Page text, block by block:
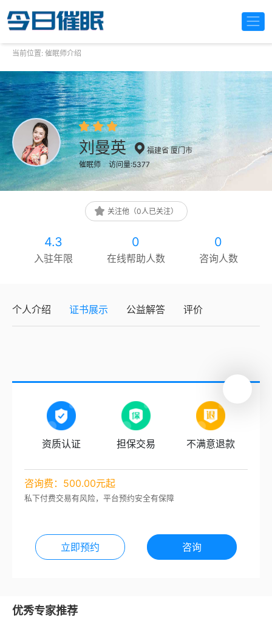
当前位置: 催眠师介绍
刘曼英
福建省 厦门市
催眠师
访问量:5377
关注他（0人已关注）
4.3
入驻年限
0
在线帮助人数
0
咨询人数
个人介绍 证书展示 公益解答 评价
资质认证 担保交易 不满意退款
咨询费：500.00元起
私下付费交易有风险，平台预约安全有保障
立即预约 咨询
优秀专家推荐